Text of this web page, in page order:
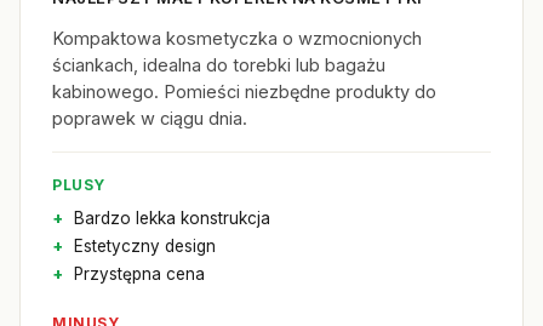
Kompaktowa kosmetyczka o wzmocnionych
ściankach, idealna do torebki lub bagażu
kabinowego. Pomieści niezbędne produkty do
poprawek w ciągu dnia.
PLUSY
Bardzo lekka konstrukcja
Estetyczny design
Przystępna cena